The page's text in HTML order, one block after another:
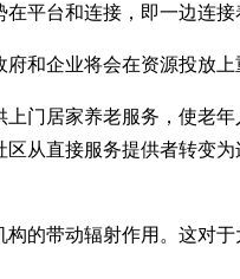
平台和连接，即一边连
和企业将会在资源投放上
门居家养老服务，使老
从直接服务提供者转变
的带动辐射作用。这对